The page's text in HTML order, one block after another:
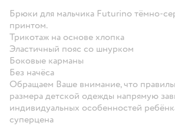
Брюки для мальчика Futurino тёмно-
принтом.
Трикотаж на основе хлопка
Эластичный пояс со шнурком
Боковые карманы
Без начёса
Обращаем Ваше внимание, что
размера детской одежды напрямую
индивидуальных особенностей
суперцена